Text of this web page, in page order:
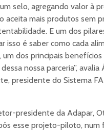
selo, agregando valor à
aceita mais produtos sem
E um dos
isso é saber como cada
um dos principais benefícios
nossa parceria”, avalia
presidente do Sistema
presidente da Adapar,
esse projeto-piloto, num